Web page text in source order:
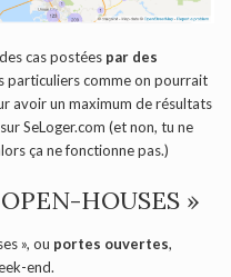
cas postées par des
particuliers comme on pourrait
avoir un maximum de résultats
SeLoger.com (et non, tu ne
ça ne fonctionne pas.)
HOUSES »
», ou portes ouvertes,
end.